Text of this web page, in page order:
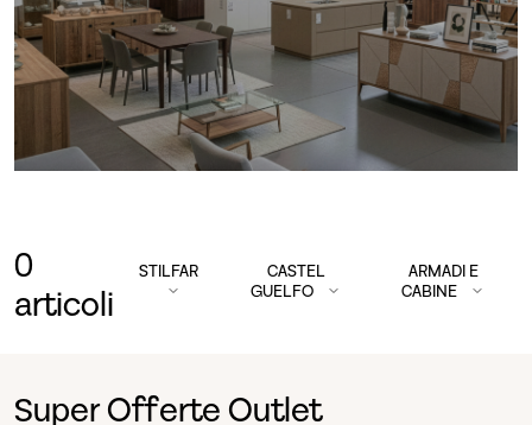
0
articoli
STILFAR
CASTEL
GUELFO
ARMADI E
CABINE
Super Offerte Outlet